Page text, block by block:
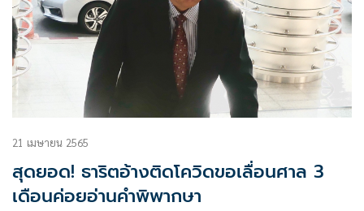
21 เมษายน 2565
สุดยอด! ธาริตอ้างติดโควิดขอเลื่อนศาล 3
เดือนค่อยอ่านคำพิพากษา